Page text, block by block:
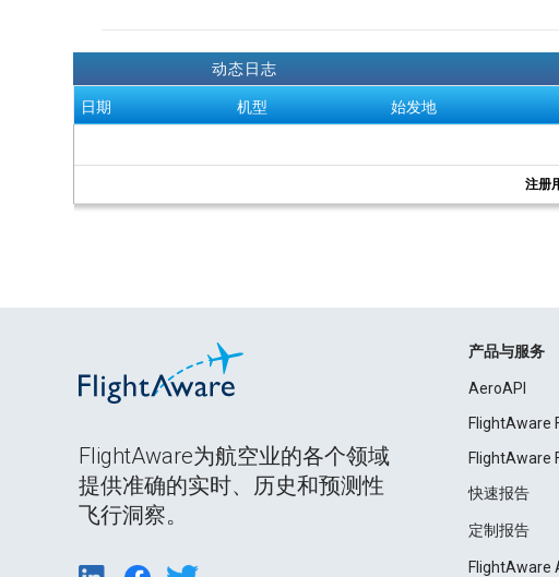
动态日志
日期 机型 始发地
注册
FlightAware为航空业的各个领域
提供准确的实时、历史和预测性
飞行洞察。
产品与服务
AeroAPI
FlightAware
FlightAware
快速报告
定制报告
FlightAware